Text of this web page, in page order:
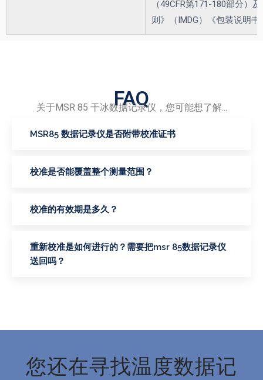
（49CFR第171-180部分）
则》（IMDG）《包装说明书
FAQ
关于MSR 85 干冰数据记录仪，您可能想了解...
MSR85 数据记录仪是否附带校准证书
校准是否能覆盖整个测量范围？
校准的有效期是多久？
重新校准是如何进行的？需要把msr 85数据记录仪
送回吗？
您还在寻找温度数据记